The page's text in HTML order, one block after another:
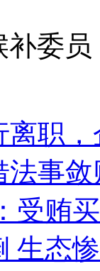
委
离职
法事
受贿
生态